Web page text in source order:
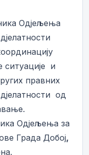
Одјељења
ситуације и
правних
од
Одјељења за
Града Добој,